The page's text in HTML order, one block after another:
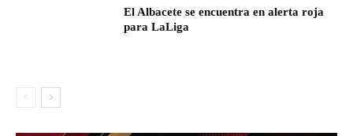
El Albacete se encuentra en alerta roja
para LaLiga